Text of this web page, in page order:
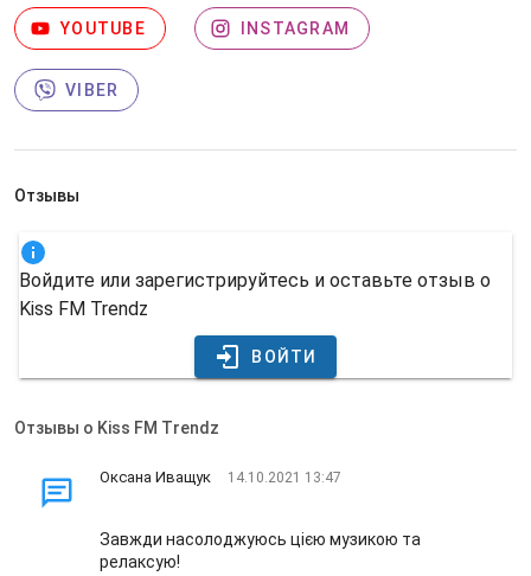
YOUTUBE INSTAGRAM
VIBER
Отзывы
Войдите или зарегистрируйтесь и оставьте отзыв о
Kiss FM Trendz
ВОЙТИ
Отзывы о Kiss FM Trendz
Оксана Иващук 14.10.2021 13:47
Завжди насолоджуюсь цією музикою та
релаксую!